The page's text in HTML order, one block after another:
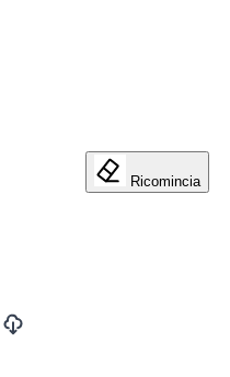
Ricomincia